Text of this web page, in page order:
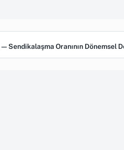
— Sendikalaşma Oranının Dönemsel